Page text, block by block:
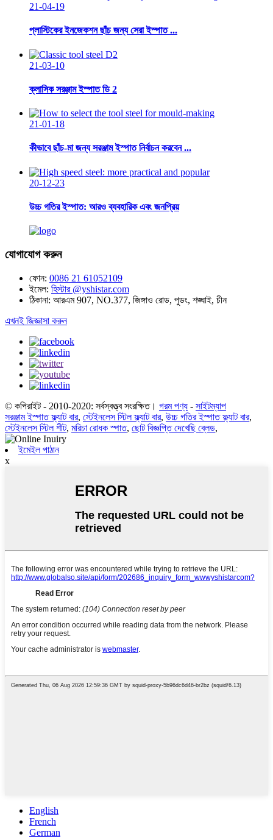
21-04-19
প্লাস্টিকের ইনজেকশন ছাঁচ জন্য সেরা ইস্পাত ...
21-03-10
ক্লাসিক সরঞ্জাম ইস্পাত ডি 2
21-01-18
কীভাবে ছাঁচ-মা জন্য সরঞ্জাম ইস্পাত নির্বাচন করবেন ...
20-12-23
উচ্চ গতির ইস্পাত: আরও ব্যবহারিক এবং জনপ্রিয়
যোগাযোগ করুন
ফোন: 0086 21 61052109
ইমেল: হিস্টার @yshistar.com
ঠিকানা: আরএম 907, NO.377, জিঙ্গাও রোড, পুডং, শঙ্ঘাই, চীন
এখনই জিজ্ঞাসা করুন
© কপিরাইট - 2010-2020: সর্বস্বত্ত্ব সংরক্ষিত। গরম পণ্য - সাইটম্যাপ
সরঞ্জাম ইস্পাত ফ্ল্যাট বার, স্টেইনলেস স্টিল ফ্ল্যাট বার, উচ্চ গতির ইস্পাত ফ্ল্যাট বার,
স্টেইনলেস স্টিল শীট, মরিচা রোধক স্পাত, ছোট বিজ্ঞপ্তি দেখেছি ব্লেড,
ইমেইল পাঠান
x
English
French
German